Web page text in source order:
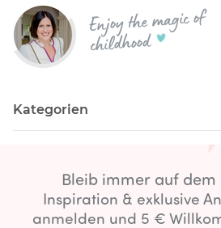
Enjoy the magic of
childhood
Kategorien
Bleib immer auf dem
Inspiration & exklusive
anmelden und 5 €